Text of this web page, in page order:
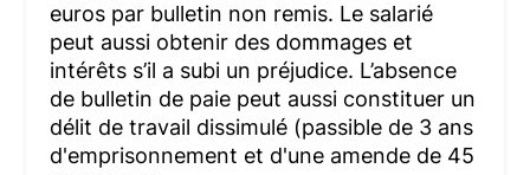
euros par bulletin non remis. Le salarié
peut aussi obtenir des dommages et
intérêts s’il a subi un préjudice. L’absence
de bulletin de paie peut aussi constituer un
délit de travail dissimulé (passible de 3 ans
d'emprisonnement et d'une amende de 45